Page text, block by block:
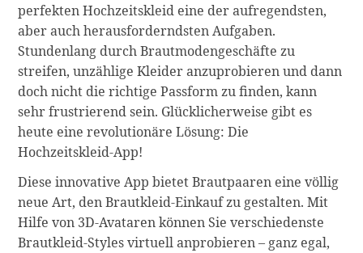
perfekten Hochzeitskleid eine der aufregendsten,
aber auch herausforderndsten Aufgaben.
Stundenlang durch Brautmodengeschäfte zu
streifen, unzählige Kleider anzuprobieren und dann
doch nicht die richtige Passform zu finden, kann
sehr frustrierend sein. Glücklicherweise gibt es
heute eine revolutionäre Lösung: Die
Hochzeitskleid-App!
Diese innovative App bietet Brautpaaren eine völlig
neue Art, den Brautkleid-Einkauf zu gestalten. Mit
Hilfe von 3D-Avataren können Sie verschiedenste
Brautkleid-Styles virtuell anprobieren – ganz egal,